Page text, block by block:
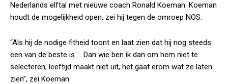
Nederlands elftal met nieuwe coach Ronald Koeman. Koeman
houdt de mogelijkheid open, zei hij tegen de omroep NOS.
“Als hij de nodige fitheid toont en laat zien dat hij nog steeds
een van de beste is … Dan wie ben ik dan om hem niet te
selecteren, leeftijd maakt niet uit, het gaat erom wat ze laten
zien”, zei Koeman.